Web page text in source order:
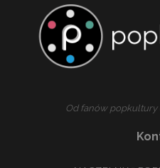
Od fanów